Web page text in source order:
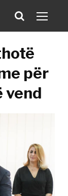
për
vend